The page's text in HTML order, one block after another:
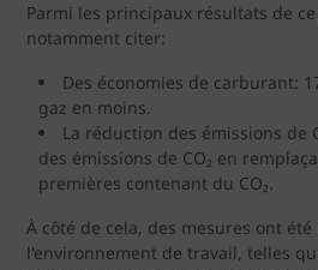
Parmi les principaux résultats de
notamment citer:
Des économies de carburant:
gaz en moins.
La réduction des émissions de
des émissions de CO₂ en
premières contenant du CO₂.
À côté de cela, des mesures ont
l'environnement de travail, telles